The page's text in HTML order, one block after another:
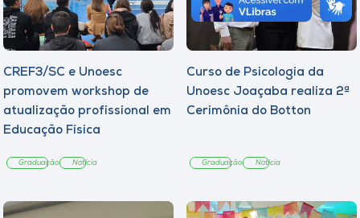
CREF3/SC e Unoesc
promovem workshop de
atualização profissional em
Educação Física
Graduação Notícia
Curso de Psicologia da
Unoesc Joaçaba realiza 2ª
Cerimônia do Botton
Graduação Notícia